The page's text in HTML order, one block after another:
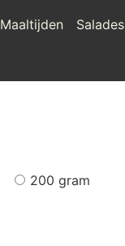
Maaltijden
Salades
200 gram